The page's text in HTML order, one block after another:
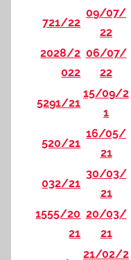
721/22
09/07/
22
2028/2
022
06/07/
22
5291/21
15/09/2
1
520/21
16/05/
21
032/21
30/03/
21
1555/20
21
20/03/
21
21/02/2